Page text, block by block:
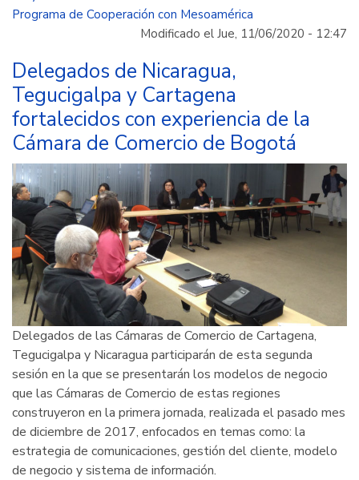
conocimiento
fortalece
de
servicios
para
empresarios
de
Centroamérica
y
Cartagena
Programa de Cooperación con Mesoamérica
Modificado el Jue, 11/06/2020 - 12:47
Delegados de Nicaragua,
Tegucigalpa y Cartagena
fortalecidos con experiencia de la
Cámara de Comercio de Bogotá
Delegados de las Cámaras de Comercio de Cartagena,
Tegucigalpa y Nicaragua participarán de esta segunda
sesión en la que se presentarán los modelos de negocio
que las Cámaras de Comercio de estas regiones
construyeron en la primera jornada, realizada el pasado mes
de diciembre de 2017, enfocados en temas como: la
estrategia de comunicaciones, gestión del cliente, modelo
de negocio y sistema de información.